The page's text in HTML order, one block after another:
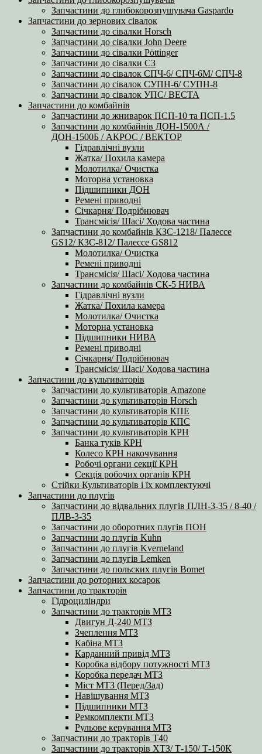
Запчастини до глибокорозпушувача Gaspardo
Запчастини до зернових сівалок
Запчастини до сівалки Horsch
Запчастини до сівалки John Deere
Запчастини до сівалки Pöttinger
Запчастини до сівалки СЗ
Запчастини до сівалок СПЧ-6/ СПЧ-6М/ СПЧ-8
Запчастини до сівалок СУПН-6/ СУПН-8
Запчастини до сівалок УПС/ ВЕСТА
Запчастини до комбайнів
Запчастини до жниварок ПСП-10 та ПСП-1.5
Запчастини до комбайнів ДОН-1500А /
ДОН-1500Б / АКРОС / ВЕКТОР
Гідравлічні вузли
Жатка/ Похила камера
Молотилка/ Очистка
Моторна установка
Підшипники ДОН
Ремені приводні
Січкарня/ Подрібнювач
Трансмісія/ Шасі/ Ходова частина
Запчастини до комбайнів КЗС-1218/ Палессе
GS12/ КЗС-812/ Палессе GS812
Молотилка/ Очистка
Ремені приводні
Трансмісія/ Шасі/ Ходова частина
Запчастини до комбайнів СК-5 НИВА
Гідравлічні вузли
Жатка/ Похила камера
Молотилка/ Очистка
Моторна установка
Підшипники НИВА
Ремені приводні
Січкарня/ Подрібнювач
Трансмісія/ Шасі/ Ходова частина
Запчастини до культиваторів
Запчастини до культиваторів Amazone
Запчастини до культиваторів Horsch
Запчастини до культиваторів КПЕ
Запчастини до культиваторів КПС
Запчастини до культиваторів КРН
Банка туків КРН
Колесо КРН накочування
Робочі органи секції КРН
Секція робочих органів КРН
Стійки Культиваторів і їх комплектуючі
Запчастини до плугів
Запчастини до відвальних плугів ПЛН-3-35 / 8-40 /
ПЛВ-3-35
Запчастини до оборотних плугів ПОН
Запчастини до плугів Kuhn
Запчастини до плугів Kverneland
Запчастини до плугів Lemken
Запчастини до польских плугів Bomet
Запчастини до роторних косарок
Запчастини до тракторів
Гідроциліндри
Запчастини до тракторів МТЗ
Двигун Д-240 МТЗ
Зчеплення МТЗ
Кабіна МТЗ
Карданний привід МТЗ
Коробка відбору потужності МТЗ
Коробка передач МТЗ
Міст МТЗ (Перед/Зад)
Навішування МТЗ
Підшипники МТЗ
Ремкомплекти МТЗ
Рульове керування МТЗ
Запчастини до тракторів Т40
Запчастини до тракторів ХТЗ/ Т-150/ Т-150К